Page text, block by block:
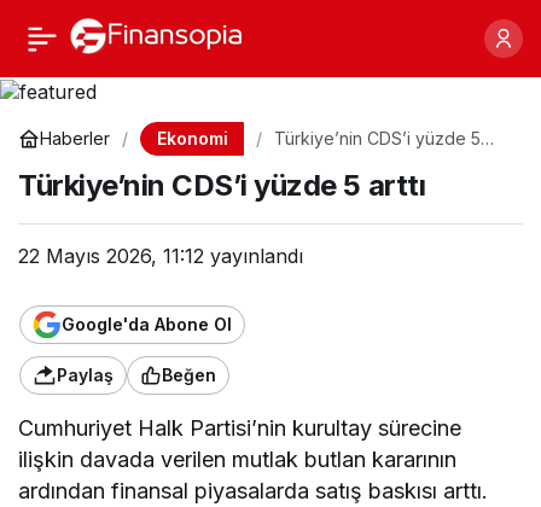
Haberler Ekonomi
Türkiye’nin CDS’i yüzde 5
Türkiye’nin CDS’i yüzde 5 arttı
22 Mayıs 2026, 11:12 yayınlandı
Google'da Abone Ol
Paylaş Beğen
Cumhuriyet Halk Partisi’nin kurultay sürecine
ilişkin davada verilen mutlak butlan kararının
ardından finansal piyasalarda satış baskısı arttı.
Türkiye’nin CDS’i yüzde
5 arttı
Paylaş